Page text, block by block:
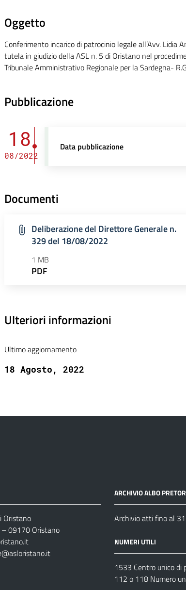
Oggetto
Conferimento incarico di patrocinio legale all’Avv. Lidia
tutela in giudizio della ASL n. 5 di Oristano nel
Tribunale Amministrativo Regionale per la Sardegna-
Pubblicazione
18
08/2022
Data pubblicazione
Documenti
Deliberazione del Direttore Generale n.
329 del 18/08/2022
1 MB
PDF
Ulteriori informazioni
Ultimo aggiornamento
18 Agosto, 2022
Oristano
– 09170 Oristano
ARCHIVIO ALBO
Archivio atti fino al
NUMERI UTILI
1533 Centro unico di
112 o 118 Numero